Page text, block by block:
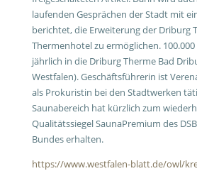
laufenden Gesprächen der Stadt mit
berichtet, die Erweiterung der Driburg
Thermenhotel zu ermöglichen.
jährlich in die Driburg Therme Bad
Westfalen). Geschäftsführerin ist
als Prokuristin bei den Stadtwerken
Saunabereich hat kürzlich zum
Qualitätssiegel SaunaPremium des
Bundes erhalten.
https://www.westfalen-blatt.de/owl/